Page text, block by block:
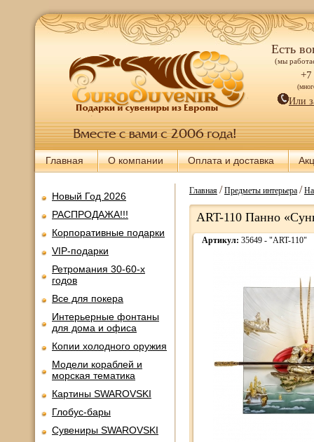
Есть
(мы
+7
Или
Главная О компании Оплата и доставка
Новый Год 2026
РАСПРОДАЖА!!!
Корпоративные подарки
VIP-подарки
Ретромания 30-60-х
годов
Все для покера
Интерьерные фонтаны
для дома и офиса
Копии холодного оружия
Модели кораблей и
морская тематика
Картины SWAROVSKI
Глобус-бары
Сувениры SWAROVSKI
Главная/Предметы интерьера/
ART-110 Панно
Артикул: 35649 - "ART-110"